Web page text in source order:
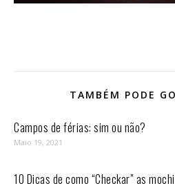
TAMBÉM PODE
Campos de férias: sim ou não?
Maio 19, 2021
10 Dicas de como “Checkar” as